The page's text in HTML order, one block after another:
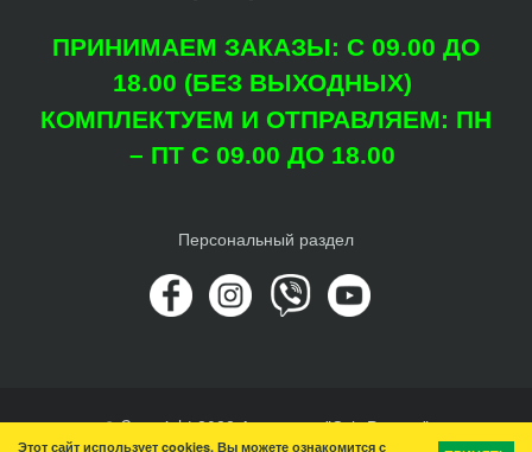
ПРИНИМАЕМ ЗАКАЗЫ: С 09.00 ДО
18.00 (БЕЗ ВЫХОДНЫХ)
КОМПЛЕКТУЕМ И ОТПРАВЛЯЕМ: ПН
– ПТ С 09.00 ДО 18.00
Персональный раздел
© Copyright 2022 Агроцентр "Світ Рослин"
Этот сайт использует cookies. Вы можете ознакомится с